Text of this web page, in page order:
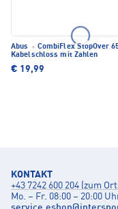
Abus · CombiFlex StopOver
Kabelschloss mit Zahlen
€ 19,99
KONTAKT
+43 7242 600 204 (zum
Mo. – Fr. 08:00 – 20:00